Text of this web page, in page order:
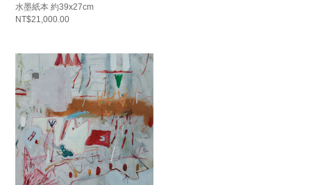
水墨紙本 約39x27cm
NT$21,000.00